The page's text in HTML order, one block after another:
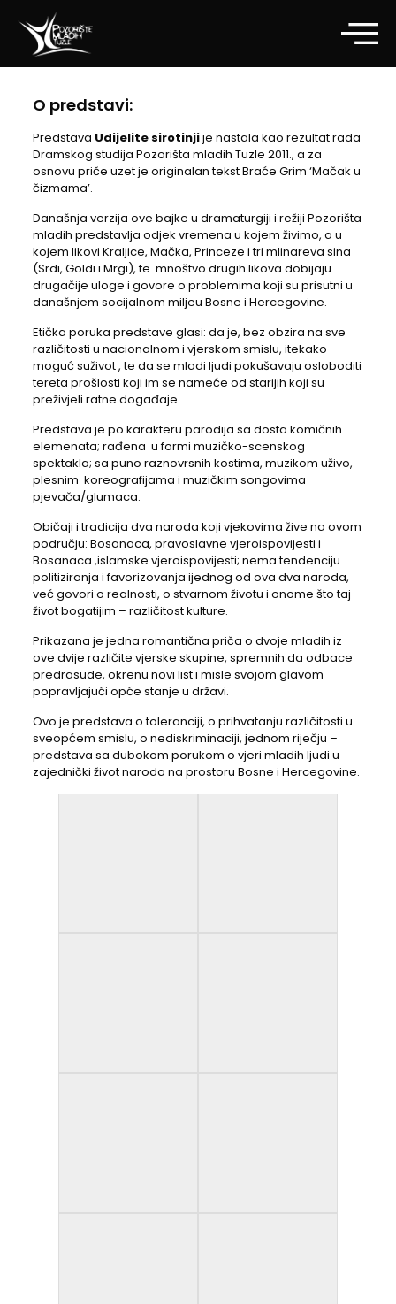
O predstavi:
Predstava Udijelite sirotinjije nastala kao rezultat rada
Dramskog studija Pozorišta mladih Tuzle 2011., a za
osnovu priče uzet je originalan tekst Braće Grim ‘Mačak u
čizmama’.
Današnja verzija ove bajke u dramaturgiji i režiji Pozorišta
mladih predstavlja odjek vremena u kojem živimo, a u
kojem likovi Kraljice, Mačka, Princeze i tri mlinareva sina
(Srdi, Goldi i Mrgi), te mnoštvo drugih likova dobijaju
drugačije uloge i govore o problemima koji su prisutni u
današnjem socijalnom miljeu Bosne i Hercegovine.
Etička poruka predstave glasi: da je, bez obzira na sve
različitosti u nacionalnom i vjerskom smislu, itekako
moguć suživot , te da se mladi ljudi pokušavaju osloboditi
tereta prošlosti koji im se nameće od starijih koji su
preživjeli ratne događaje.
Predstava je po karakteru parodija sa dosta komičnih
elemenata; rađena u formi muzičko-scenskog
spektakla; sa puno raznovrsnih kostima, muzikom uživo,
plesnim koreografijama i muzičkim songovima
pjevača/glumaca.
Običaji i tradicija dva naroda koji vjekovima žive na ovom
području: Bosanaca, pravoslavne vjeroispovijesti i
Bosanaca ,islamske vjeroispovijesti; nema tendenciju
politiziranja i favorizovanja ijednog od ova dva naroda,
već govori o realnosti, o stvarnom životu i onome što taj
život bogatijim – različitost kulture.
Prikazana je jedna romantična priča o dvoje mladih iz
ove dvije različite vjerske skupine, spremnih da odbace
predrasude, okrenu novi list i misle svojom glavom
popravljajući opće stanje u državi.
Ovo je predstava o toleranciji, o prihvatanju različitosti u
sveopćem smislu, o nediskriminaciji, jednom riječju –
predstava sa dubokom porukom o vjeri mladih ljudi u
zajednički život naroda na prostoru Bosne i Hercegovine.